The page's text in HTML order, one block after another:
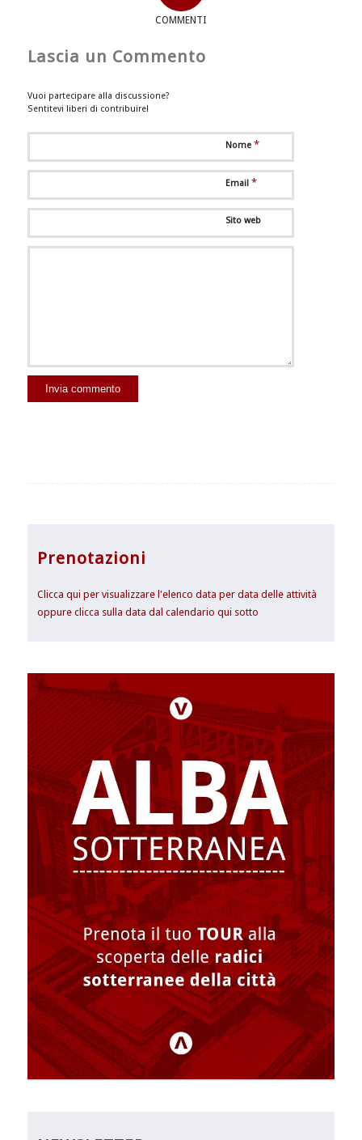
COMMENTI
Lascia un Commento
Vuoi partecipare alla discussione?
Sentitevi liberi di contribuire!
Nome *
Email *
Sito web
Prenotazioni
Clicca qui per visualizzare l'elenco data per data delle attività
oppure clicca sulla data dal calendario qui sotto